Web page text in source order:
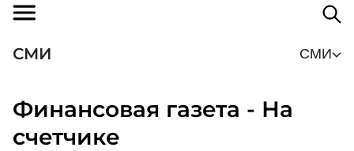
СМИ СМИ
Финансовая газета - На
счетчике